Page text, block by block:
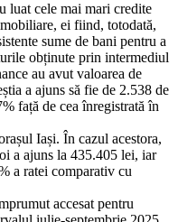
luat cele mai mari credite
ei fiind, totodată,
sume de bani pentru a
obținute prin intermediul
au avut valoarea de
a ajuns să fie de 2.538 de
față de cea înregistrată în
Iași. În cazul acestora,
a ajuns la 435.405 lei, iar
a ratei comparativ cu
accesat pentru